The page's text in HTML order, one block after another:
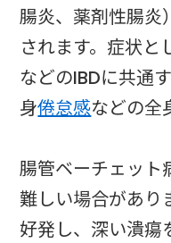
腸炎、薬剤性腸炎
されます。症状と
などのIBDに共通
身倦怠感などの全
腸管ベーチェット
難しい場合があり
好発し、深い潰瘍